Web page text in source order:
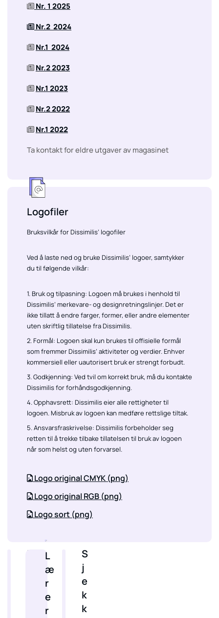
 Nr. 1 2025
 Nr.2 2024
 Nr.1 2024
 Nr.2 2023
 Nr.1 2023
 Nr.2 2022
 Nr.1 2022
Ta kontakt for eldre utgaver av magasinet
Logofiler
Bruksvilkår for Dissimilis’ logofiler
Ved å laste ned og bruke Dissimilis’ logoer, samtykker
du til følgende vilkår:
1. Bruk og tilpasning: Logoen må brukes i henhold til
Dissimilis’ merkevare- og designretningslinjer. Det er
ikke tillatt å endre farger, former, eller andre elementer
uten skriftlig tillatelse fra Dissimilis.
2. Formål: Logoen skal kun brukes til offisielle formål
som fremmer Dissimilis’ aktiviteter og verdier. Enhver
kommersiell eller uautorisert bruk er strengt forbudt.
3. Godkjenning: Ved tvil om korrekt bruk, må du kontakte
Dissimilis for forhåndsgodkjenning.
4. Opphavsrett: Dissimilis eier alle rettigheter til
logoen. Misbruk av logoen kan medføre rettslige tiltak.
5. Ansvarsfraskrivelse: Dissimilis forbeholder seg
retten til å trekke tilbake tillatelsen til bruk av logoen
når som helst og uten forvarsel.
 Logo original CMYK (png)
 Logo original RGB (png)
 Logo sort (png)
N
L
æ
r
e
r
S
j
e
k
k